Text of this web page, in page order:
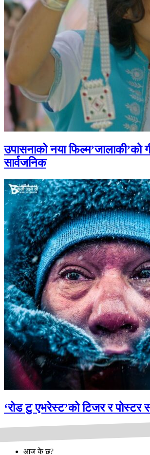
उपासनाको नया फिल्म’जालाकी’को
सार्वजनिक
‘रोड टु एभरेस्ट’को टिजर र पोस्टर
आज के छ?